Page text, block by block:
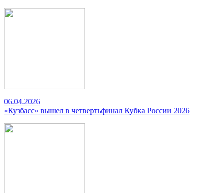
06.04.2026
«Кузбасс» вышел в четвертьфинал Кубка России 2026